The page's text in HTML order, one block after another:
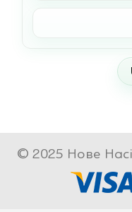
© 2025 Нове